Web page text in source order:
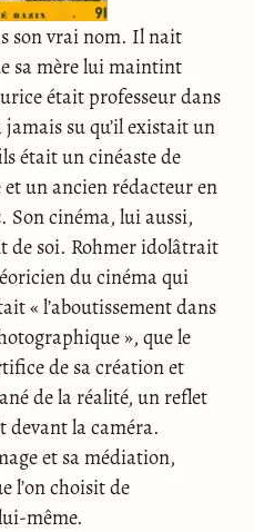
son vrai nom. Il nait
sa mère lui maintint
était professeur dans
jamais su qu’il existait un
était un cinéaste de
un ancien rédacteur en
. Son cinéma, lui aussi,
de soi. Rohmer idolâtrait
du cinéma qui
« l’aboutissement dans
», que le
de sa création et
de la réalité, un reflet
devant la caméra.
et sa médiation,
l’on choisit de
même.